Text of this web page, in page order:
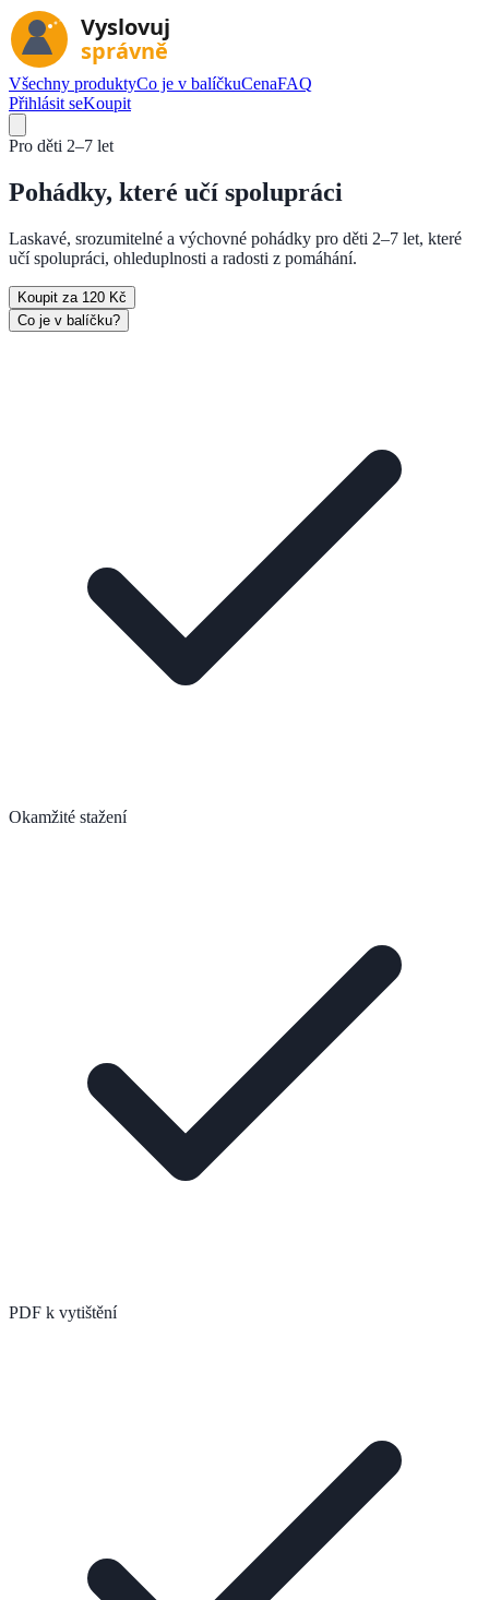
Všechny produktyCo je v balíčkuCenaFAQ
Přihlásit seKoupit
Pro děti 2–7 let
Pohádky, které učí spolupráci
Laskavé, srozumitelné a výchovné pohádky pro děti 2–7 let, které
učí spolupráci, ohleduplnosti a radosti z pomáhání.
Koupit za 120 Kč
Co je v balíčku?
Okamžité stažení
PDF k vytištění